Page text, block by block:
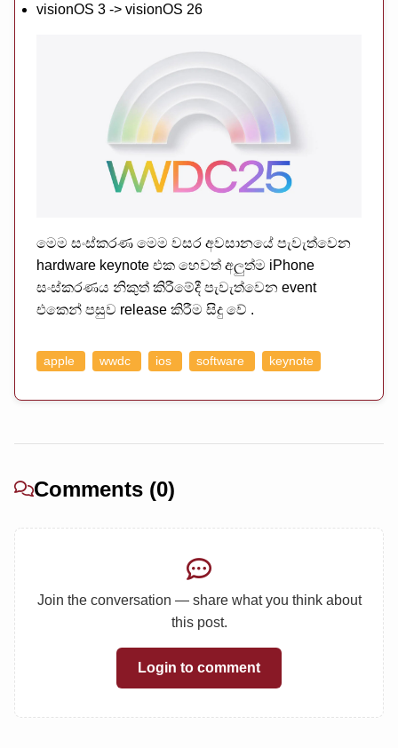
visionOS 3 -> visionOS 26
මෙම සංස්කරණ මෙම වසර අවසානයේ පැවැත්වෙන
hardware keynote එක හෙවත් අලුත්ම iPhone
සංස්කරණය නිකුත් කිරීමේදී පැවැත්වෙන event
එකෙන් පසුව release කිරීම සිදු වේ .
apple wwdc ios software keynote
Comments (0)
Join the conversation — share what you think about
this post.
Login to comment